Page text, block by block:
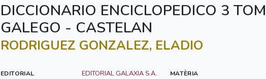
DICCIONARIO ENCICLOPEDICO 3
GALEGO - CASTELAN
RODRIGUEZ GONZALEZ, ELADIO
EDITORIAL EDITORIAL GALAXIA S.A. MATÈRIA